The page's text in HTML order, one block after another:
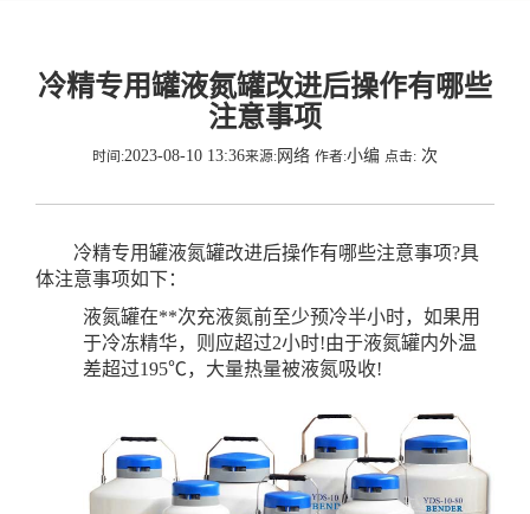
冷精专用罐液氮罐改进后操作有哪些
注意事项
时间:2023-08-10 13:36来源:网络 作者:小编 点击: 次
冷精专用罐液氮罐改进后操作有哪些注意事项?具
体注意事项如下：
液氮罐在**次充液氮前至少预冷半小时，如果用
于冷冻精华，则应超过2小时!由于液氮罐内外温
差超过195℃，大量热量被液氮吸收!